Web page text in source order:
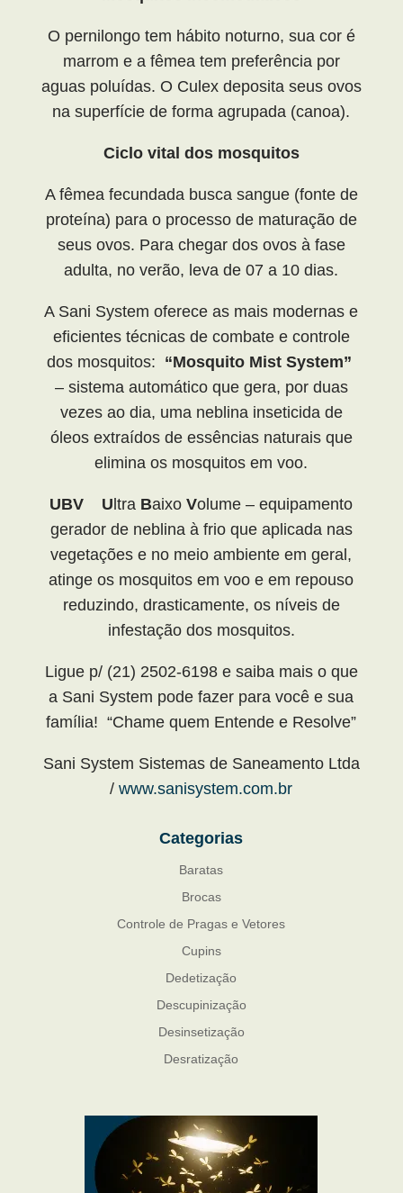
O pernilongo tem hábito noturno, sua cor é
marrom e a fêmea tem preferência por
aguas poluídas. O Culex deposita seus ovos
na superfície de forma agrupada (canoa).
Ciclo vital dos mosquitos
A fêmea fecundada busca sangue (fonte de
proteína) para o processo de maturação de
seus ovos. Para chegar dos ovos à fase
adulta, no verão, leva de 07 a 10 dias.
A Sani System oferece as mais modernas e
eficientes técnicas de combate e controle
dos mosquitos: “Mosquito Mist System”
– sistema automático que gera, por duas
vezes ao dia, uma neblina inseticida de
óleos extraídos de essências naturais que
elimina os mosquitos em voo.
UBV Ultra BaixoVolume – equipamento
gerador de neblina à frio que aplicada nas
vegetações e no meio ambiente em geral,
atinge os mosquitos em voo e em repouso
reduzindo, drasticamente, os níveis de
infestação dos mosquitos.
Ligue p/ (21) 2502-6198 e saiba mais o que
a Sani System pode fazer para você e sua
família! “Chame quem Entende e Resolve”
Sani System Sistemas de Saneamento Ltda
/www.sanisystem.com.br
Categorias
Baratas
Brocas
Controle de Pragas e Vetores
Cupins
Dedetização
Descupinização
Desinsetização
Desratização
Mosquito Mist
Mosquitos
Percevejo de Cama